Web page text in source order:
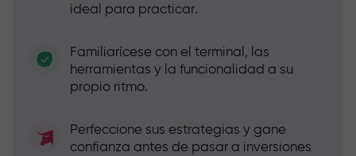
ideal para practicar.
Familiarícese con el terminal, las
herramientas y la funcionalidad a su
propio ritmo.
Perfeccione sus estrategias y gane
confianza antes de pasar a inversiones